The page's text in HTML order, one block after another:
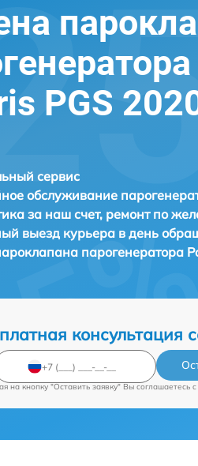
PGS
сервис
обслуживание
за наш счет, ремонт по
выезд курьера в день
парогенератора
консультация
на кнопку "Оставить заявку" Вы соглашаетесь c